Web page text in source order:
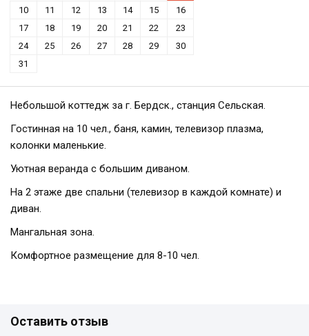
10
11 12 13 14 15
16
17
18 19 20 21 22
23
24
25 26 27 28 29
30
31
Небольшой коттедж за г. Бердск., станция Сельская.
Гостинная на 10 чел., баня, камин, телевизор плазма,
колонки маленькие.
Уютная веранда с большим диваном.
На 2 этаже две спальни (телевизор в каждой комнате) и
диван.
Мангальная зона.
Комфортное размещение для 8-10 чел.
Оставить отзыв